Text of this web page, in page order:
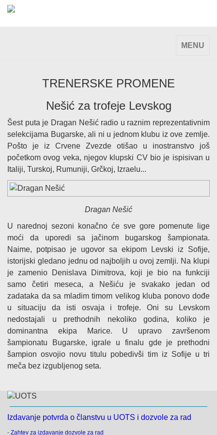
TOGGLE
MENU
TRENERSKE PROMENE
Nešić za trofeje Levskog
Šest puta je Dragan Nešić radio u raznim reprezentativnim
selekcijama Bugarske, ali ni u jednom klubu iz ove zemlje.
Pošto je iz Crvene Zvezde otišao u inostranstvo još
početkom ovog veka, njegov klupski CV bio je ispisivan u
Italiji, Turskoj, Rumuniji, Grčkoj, Izraelu...
Dragan Nešić
U narednoj sezoni konačno će sve gore pomenute lige
moći da uporedi sa jačinom bugarskog šampionata.
Naime, potpisao je ugovor sa ekipom Levski iz Sofije,
istorijski gledano jednu od najboljih u ovoj zemlji. Na klupi
je zamenio Denislava Dimitrova, koji je bio na funkciji
samo četiri meseca, a Nešiću je svakako jedan od
zadataka da sa mladim timom velikog kluba ponovo dođe
u situaciju da isti osvaja i trofeje. Oni su Levskom
nedostajali u prethodnih nekoliko godina, koliko je
dominantna ekipa Marice. U upravo završenom
šampionatu Bugarske, igrale u finalu gde je prethodni
šampion osvojio novu titulu pobedivši tim iz Sofije u tri
meča bez izgubljenog seta.
Izdavanje potvrda o članstvu u UOTS i dozvole za rad
- Zahtev za izdavanje dozvole za rad